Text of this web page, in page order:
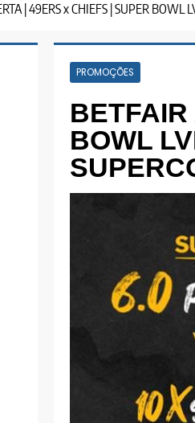
| 49ERS x CHIEFS | SUPER BOWL
PROMOÇÕES
BOWL